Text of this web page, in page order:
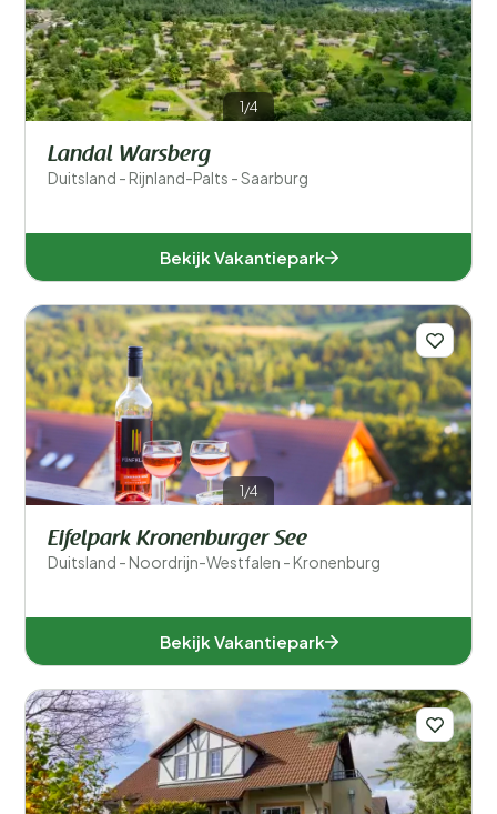
1/4
Landal Warsberg
Duitsland - Rijnland-Palts - Saarburg
Bekijk Vakantiepark
1/4
Eifelpark Kronenburger See
Duitsland - Noordrijn-Westfalen - Kronenburg
Bekijk Vakantiepark